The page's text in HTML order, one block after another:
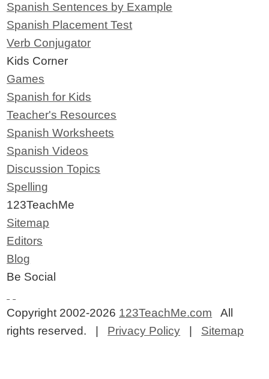
Spanish Sentences by Example
Spanish Placement Test
Verb Conjugator
Kids Corner
Games
Spanish for Kids
Teacher's Resources
Spanish Worksheets
Spanish Videos
Discussion Topics
Spelling
123TeachMe
Sitemap
Editors
Blog
Be Social
Copyright 2002-2026 123TeachMe.com All
rights reserved. | Privacy Policy Sitemap